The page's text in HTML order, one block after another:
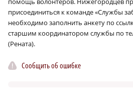
присоединиться к команде «Службы
необходимо заполнить анкету по
старшим координатором службы по
(Рената).
Сообщить об ошибке